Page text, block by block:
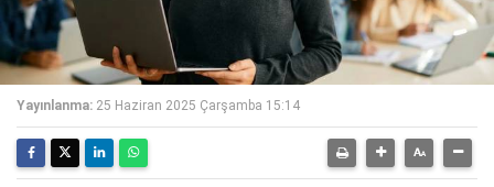
Yayınlanma: 25 Haziran 2025 Çarşamba 15:14